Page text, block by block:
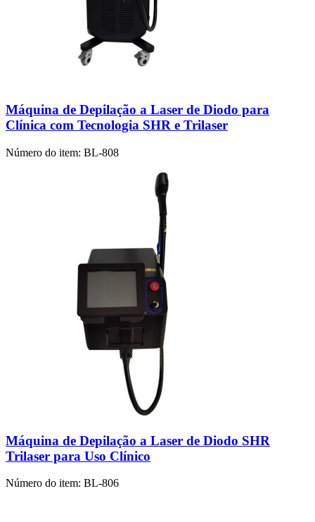
Máquina de Depilação a Laser de Diodo para
Clínica com Tecnologia SHR e Trilaser
Número do item: BL-808
Máquina de Depilação a Laser de Diodo SHR
Trilaser para Uso Clínico
Número do item: BL-806